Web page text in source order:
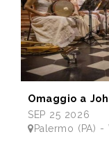
SEP 25 2026
Palermo (PA)